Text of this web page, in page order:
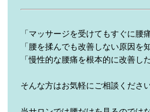
「マッサージを受けてもすぐに腰
「腰を揉んでも改善しない原因を
「慢性的な腰痛を根本的に改善した
そんな方はお気軽にご相談ください